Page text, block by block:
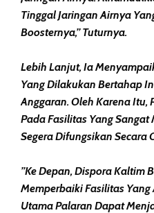
Tinggal Jaringan Airnya
Boosternya,” Tuturnya.
Lebih Lanjut, Ia
Yang Dilakukan Bertahap
Anggaran. Oleh Karena Itu,
Pada Fasilitas Yang
Segera Difungsikan Secara
”Ke Depan, Dispora Kaltim
Memperbaiki Fasilitas
Utama Palaran Dapat